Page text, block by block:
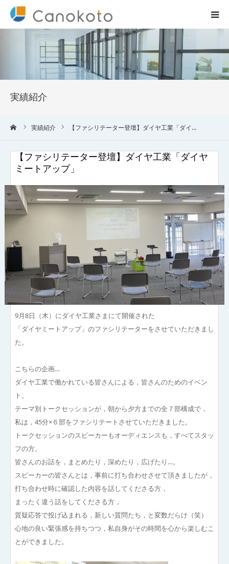
実績紹介
実績紹介 【ファシリテーター登壇】ダイヤ工業「ダイ…
【ファシリテーター登壇】ダイヤ工業「ダイヤ
ミートアップ」
9月8日（木）にダイヤ工業さまにて開催された
「ダイヤミートアップ」のファシリテーターをさせていただきまし
た。
こちらの企画…
ダイヤ工業で働かれている皆さんによる，皆さんのためのイベン
ト。
テーマ別トークセッションが，朝から夕方までの全７部構成で，
私は，45分×６部をファシリテートさせていただきました。
トークセッションのスピーカーもオーディエンスも，すべてスタッ
フの方。
皆さんのお話を，まとめたり，深めたり，広げたり…。
スピーカーの皆さんとは，事前に打ち合わせさせて頂きましたが，
打ち合わせ時に確認した内容を話してくださる方，
まったく違う話をしてくださる方，
質疑応答で投げ込まれる，新しい質問たち，と変数だらけ（笑）
心地の良い緊張感を持ちつつ，私自身がその時間を心から楽しむこ
とができました。
HOME
サービス紹介
会社概要
ブログ
実績
コラム一覧